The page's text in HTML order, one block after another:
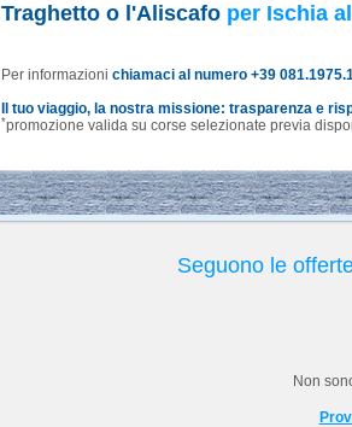
Traghetto o l'Aliscafo per Ischia
Per informazioni chiamaci al numero +39
Il tuo viaggio, la nostra missione: trasparenza e
*promozione valida su corse selezionate previa
Seguono le
Non